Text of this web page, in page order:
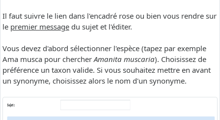
Il faut suivre le lien dans l'encadré rose ou bien vous rendre sur
le premier message du sujet et l'éditer.
Vous devez d'abord sélectionner l'espèce (tapez par exemple
Ama musca pour chercherAmanita muscaria). Choisissez de
préférence un taxon valide. Si vous souhaitez mettre en avant
un synonyme, choisissez alors le nom d'un synonyme.